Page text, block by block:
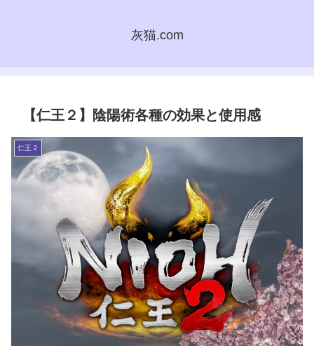
灰猫.com
【仁王２】陰陽術各種の効果と使用感
仁王２